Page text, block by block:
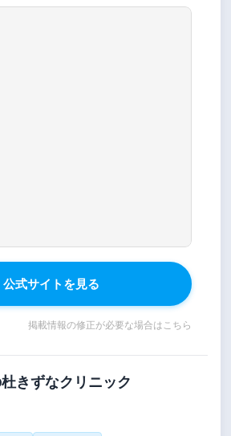
公式サイトを見る
掲載情報の修正が必要な場合はこちら
きずなクリニック